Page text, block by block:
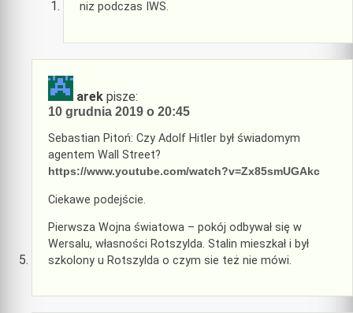
niz podczas IWS.
arek pisze:
10 grudnia 2019 o 20:45
Sebastian Pitoń: Czy Adolf Hitler był świadomym
agentem Wall Street?
https://www.youtube.com/watch?v=Zx85smUGAkc
Ciekawe podejście.
Pierwsza Wojna światowa – pokój odbywał się w
Wersalu, własności Rotszylda. Stalin mieszkał i był
szkolony u Rotszylda o czym sie też nie mówi.